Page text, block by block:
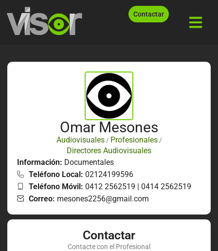
Contactar
Omar Mesones
Audiovisuales/ Profesionales/
Directores Audiovisuales
Información: Documentales
Teléfono Local: 02124199596
Teléfono Móvil: 0412 2562519 | 0414 2562519
Correo: mesones2256@gmail.com
Contactar
Contacte con el Profesional